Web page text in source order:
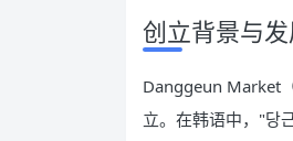
创立背景与
Danggeun Market
立。在韩语中，"당